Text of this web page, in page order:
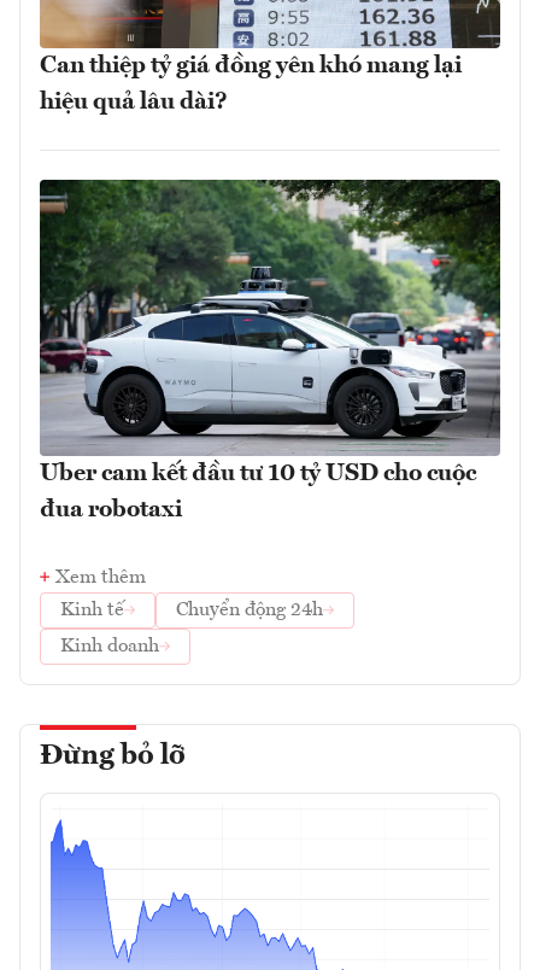
Can thiệp tỷ giá đồng yên khó mang lại
hiệu quả lâu dài?
Uber cam kết đầu tư 10 tỷ USD cho cuộc
đua robotaxi
Xem thêm
Kinh tế
Chuyển động 24h
Kinh doanh
Đừng bỏ lỡ